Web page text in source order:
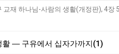
활 ― 구유에서 십자가까지(1)